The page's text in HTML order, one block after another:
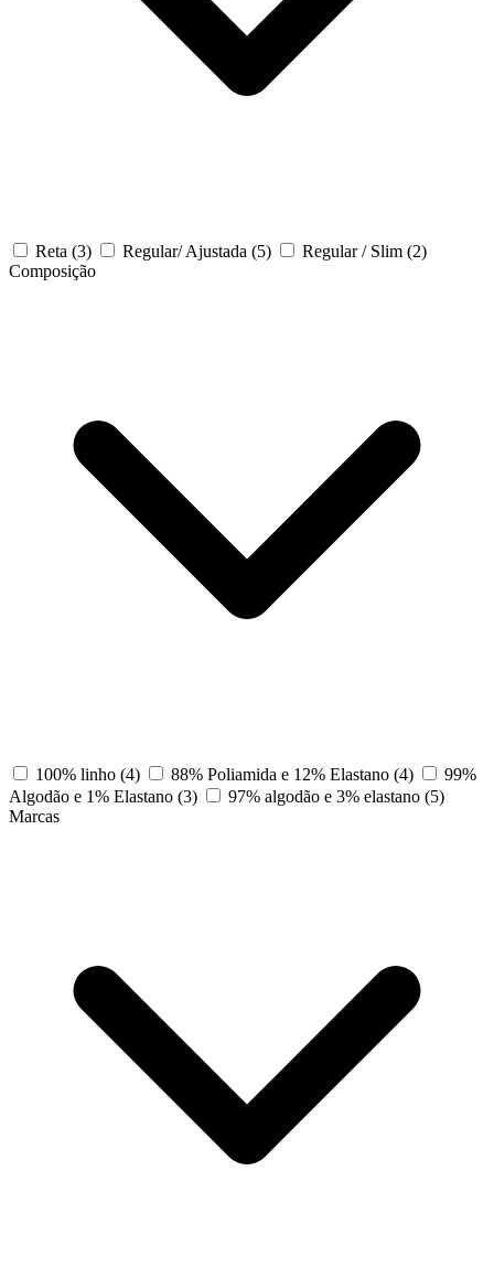
Reta (3) Regular/ Ajustada (5) Regular / Slim (2)
Composição
100% linho (4) 88% Poliamida e 12% Elastano (4)
99%
Algodão e 1% Elastano (3) 97% algodão e 3% elastano (5)
Marcas